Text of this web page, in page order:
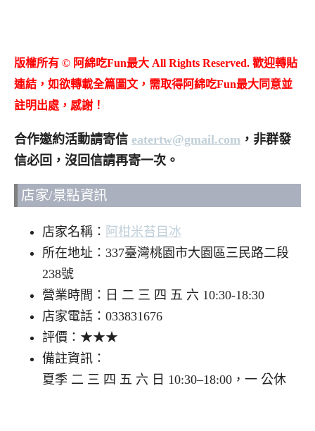
版權所有 © 阿綿吃Fun最大 All Rights Reserved. 歡迎轉貼
連結，如欲轉載全篇圖文，需取得阿綿吃Fun最大同意並
註明出處，感謝！
合作邀約活動請寄信 eatertw@gmail.com ，非群發
信必回，沒回信請再寄一次。
店家/景點資訊
店家名稱： 阿柑米苔目冰
所在地址：337臺灣桃園市大園區三民路二段
238號
營業時間：日 二 三 四 五 六 10:30-18:30
店家電話：033831676
評價：★★★
備註資訊：
夏季 二 三 四 五 六 日 10:30–18:00，一 公休